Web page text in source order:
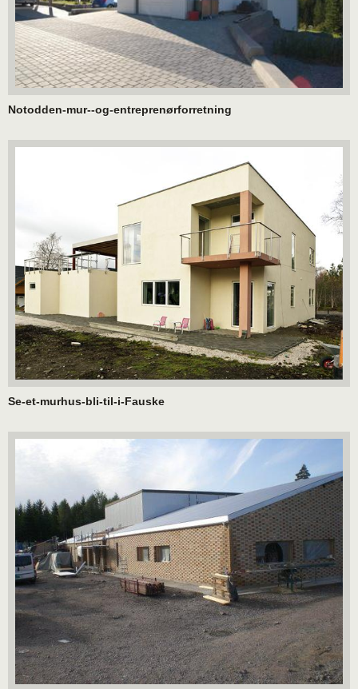
Notodden-mur--og-entreprenørforretning
Se-et-murhus-bli-til-i-Fauske